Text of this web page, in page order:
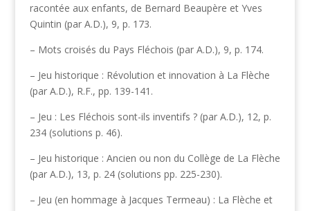
racontée aux enfants, de Bernard Beaupère et Yves
Quintin (par A.D.), 9, p. 173.
– Mots croisés du Pays Fléchois (par A.D.), 9, p. 174.
– Jeu historique : Révolution et innovation à La Flèche
(par A.D.), R.F., pp. 139-141.
– Jeu : Les Fléchois sont-ils inventifs ? (par A.D.), 12, p.
234 (solutions p. 46).
– Jeu historique : Ancien ou non du Collège de La Flèche
(par A.D.), 13, p. 24 (solutions pp. 225-230).
– Jeu (en hommage à Jacques Termeau) : La Flèche et